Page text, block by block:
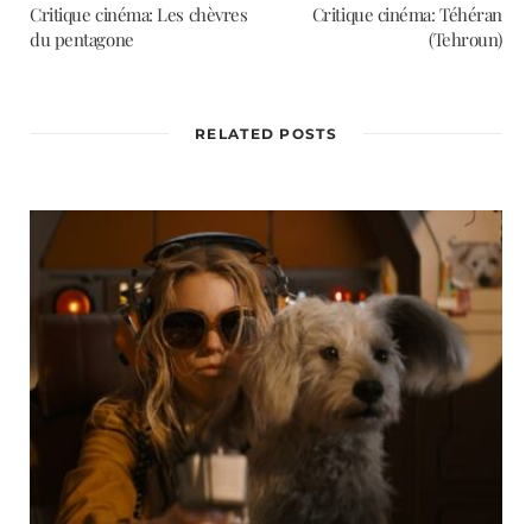
Critique cinéma: Les chèvres
du pentagone
Critique cinéma: Téhéran
(Tehroun)
RELATED POSTS